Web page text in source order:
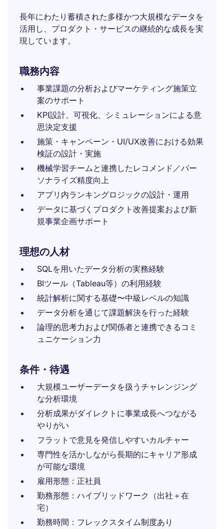
長年にわたり蓄積された多様かつ大規模なデータを
活用し、プロダクト・サービスの継続的な成長を実
現しています。
職務内容
事業課題の分析およびマーケティング施策立
案のサポート
KPI設計、可視化、シミュレーションによる意
思決定支援
施策・キャンペーン・UI/UX改善における効果
検証の設計・実施
機械学習チームと連携したレコメンド／パー
ソナライズ精度向上
アプリ内ランキングロジックの設計・運用
データに基づくプロダクト改善提案および新
規事業企画サポート
理想の人材
SQLを用いたデータ分析の実務経験
BIツール（Tableau等）の利用経験
統計解析に関する基礎〜中級レベルの知識
データ分析を通じて課題解決を行った経験
論理的思考力および関係者と連携できるコミ
ュニケーション力
条件・待遇
大規模ユーザーデータを扱うチャレンジング
な分析環境
分析成果がダイレクトに事業成長へつながる
やりがい
フラットで意見を発信しやすいカルチャー
専門性を活かしながら長期的にキャリア形成
が可能な環境
雇用形態：正社員
勤務形態：ハイブリッドワーク（出社＋在
宅）
勤務時間：フレックスタイム制度あり